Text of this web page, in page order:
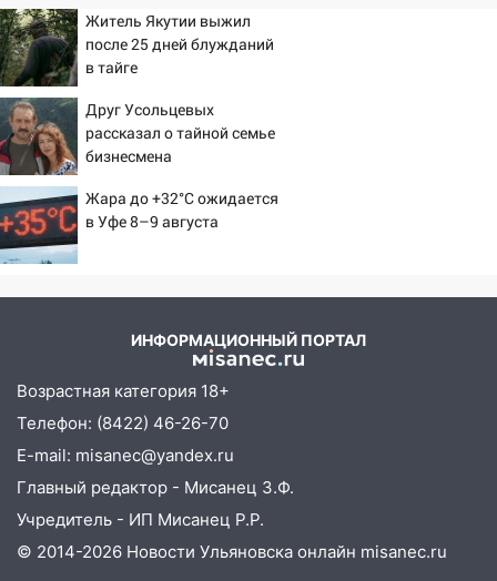
12:00
Где есть бензин в Ульяновске 7
августа: список АЗС
11:50
Заснул рядом с ребёнком и
случайно задушил его: суд вынес
приговор
11:38
В Ленинском районе пожар
полностью уничтожил дачный дом и
сарай
11:38
В Ульяновске ИИ будет выявлять
нарушителей на контейнерных
11:20
Ульяновская шахматистка
Валерия Клейменова выиграла два
золота в составе сборной мира
В Ульяновске открыли памятную
доску декабристу Кондратию Рылееву
Житель Якутии выжил
после 25 дней блужданий
в тайге
Друг Усольцевых
рассказал о тайной семье
бизнесмена
Жара до +32°C ожидается
в Уфе 8–9 августа
ИНФОРМАЦИОННЫЙ ПОРТАЛ
Возрастная категория 18+
Телефон: (8422) 46-26-70
E-mail: misanec@yandex.ru
Главный редактор - Мисанец З.Ф.
Учредитель - ИП Мисанец Р.Р.
© 2014-2026 Новости Ульяновска онлайн misanec.ru